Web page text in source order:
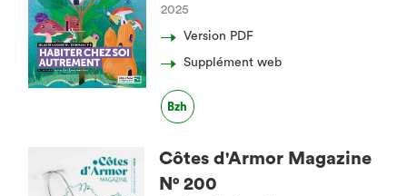
2025
Version PDF
Supplément web
Bzh
Côtes d'Armor Magazine
N° 200